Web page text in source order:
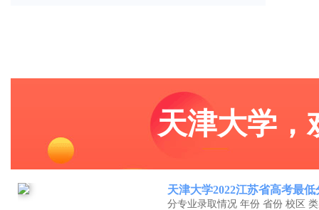
天津大学，
天津大学2022江苏省高考最
分专业录取情况 年份 省份 校区